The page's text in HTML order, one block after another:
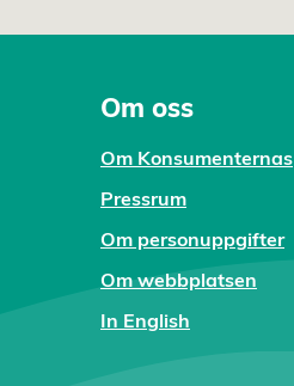
Om oss
Om Konsumenternas
Pressrum
Om personuppgifter
Om webbplatsen
In English